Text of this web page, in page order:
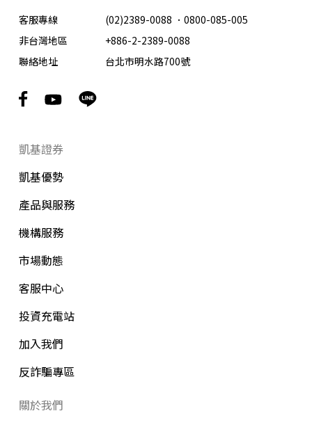
客服專線 (02)2389-0088 ． 0800-085-005
非台灣地區
+886-2-2389-0088
聯絡地址
台北市明水路700號
凱基證券
凱基優勢
產品與服務
機構服務
市場動態
客服中心
投資充電站
加入我們
反詐騙專區
關於我們